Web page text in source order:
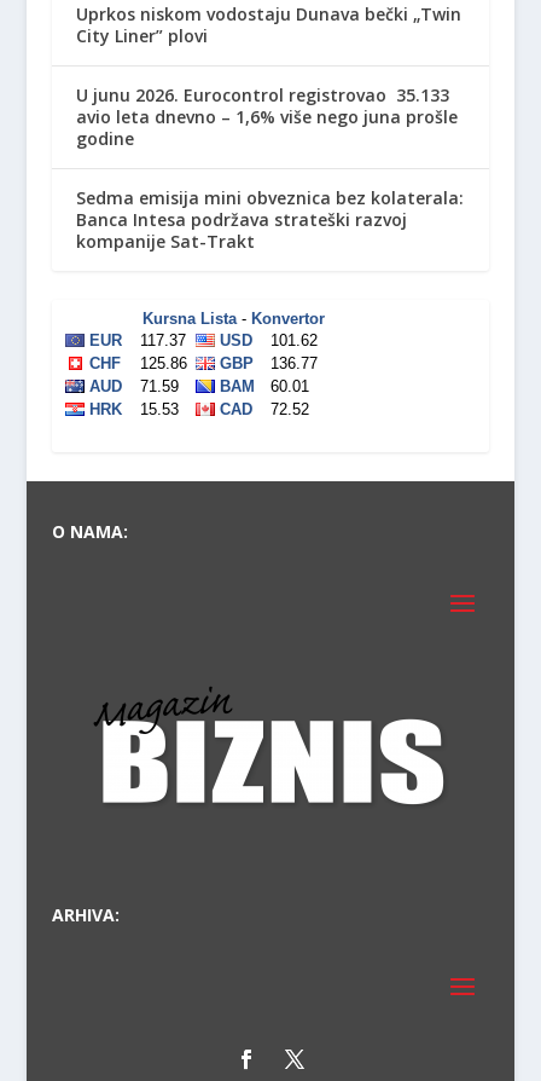
Uprkos niskom vodostaju Dunava bečki „Twin
City Liner” plovi
U junu 2026. Eurocontrol registrovao 35.133
avio leta dnevno – 1,6% više nego juna prošle
godine
Sedma emisija mini obveznica bez kolaterala:
Banca Intesa podržava strateški razvoj
kompanije Sat-Trakt
O NAMA:
ARHIVA: